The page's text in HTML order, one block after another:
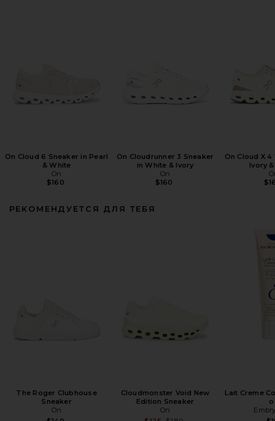
On Cloud 6 Sneaker in Pearl
& White
On
$160
On Cloudrunner 3 Sneaker
in White & Ivory
On
$160
On Cloud X
Ivory
РЕКОМЕНДУЕТСЯ ДЛЯ ТЕБЯ
The Roger Clubhouse
Sneaker
On
Cloudmonster Void New
Edition Sneaker
On
Lait Creme